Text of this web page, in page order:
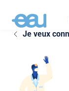
Je veux